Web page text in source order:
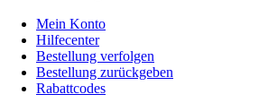
Mein Konto
Hilfecenter
Bestellung verfolgen
Bestellung zurückgeben
Rabattcodes